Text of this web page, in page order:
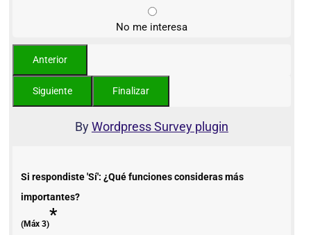
No me interesa
ByWordpress Survey plugin
Si respondiste 'Sí': ¿Qué funciones consideras más
importantes?
(Máx 3)*